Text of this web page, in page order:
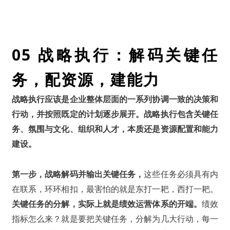
05 战略执行：解码关键任
务，配资源，建能力
战略执行应该是企业整体层面的一系列协调一致的决策和
行动，并按照既定的计划逐步展开。战略执行包含关键任
务、氛围与文化、组织和人才，本质还是资源配置和能力
建设。
第一步，战略解码并输出关键任务，这些任务必须具有内
在联系，环环相扣，最害怕的就是东打一耙，西打一耙。
关键任务的分解，实际上就是绩效运营体系的开端。 绩效
指标怎么来？就是要把关键任务，分解为几大行动，每一